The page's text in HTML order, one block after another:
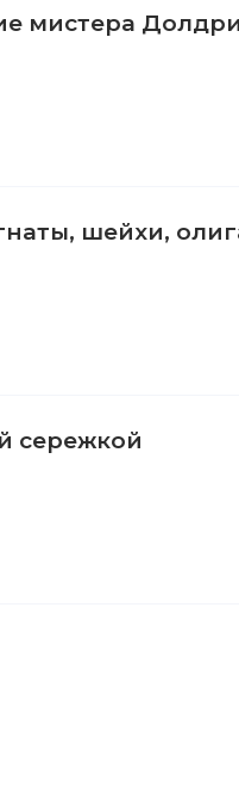
мистера Долдри
шейхи,
сережкой